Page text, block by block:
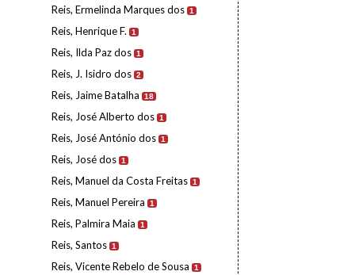
Reis, Ermelinda Marques dos 1
Reis, Henrique F. 1
Reis, Ilda Paz dos 1
Reis, J. Isidro dos 2
Reis, Jaime Batalha 18
Reis, José Alberto dos 1
Reis, José António dos 1
Reis, José dos 1
Reis, Manuel da Costa Freitas 1
Reis, Manuel Pereira 1
Reis, Palmira Maia 1
Reis, Santos 1
Reis, Vicente Rebelo de Sousa 1